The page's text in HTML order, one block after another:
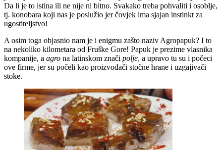
Da li je to istina ili ne nije ni bitno. Svakako treba pohvaliti i osoblje,
tj. konobara koji nas je poslužio jer čovjek ima sjajan instinkt za
ugostiteljstvo!
A osim toga objasnio nam je i enigmu zašto naziv Agropapuk? I to
na nekoliko kilometara od Fruške Gore! Papuk je prezime vlasnika
kompanije, a agro na latinskom znači polje, a upravo tu su i počeci
ove firme, jer su počeli kao proizvođači stočne hrane i uzgajivači
stoke.